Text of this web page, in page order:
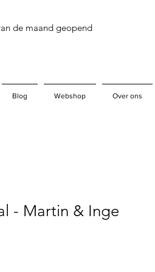
de maand geopend
Blog Webshop Over ons
- Martin & Inge